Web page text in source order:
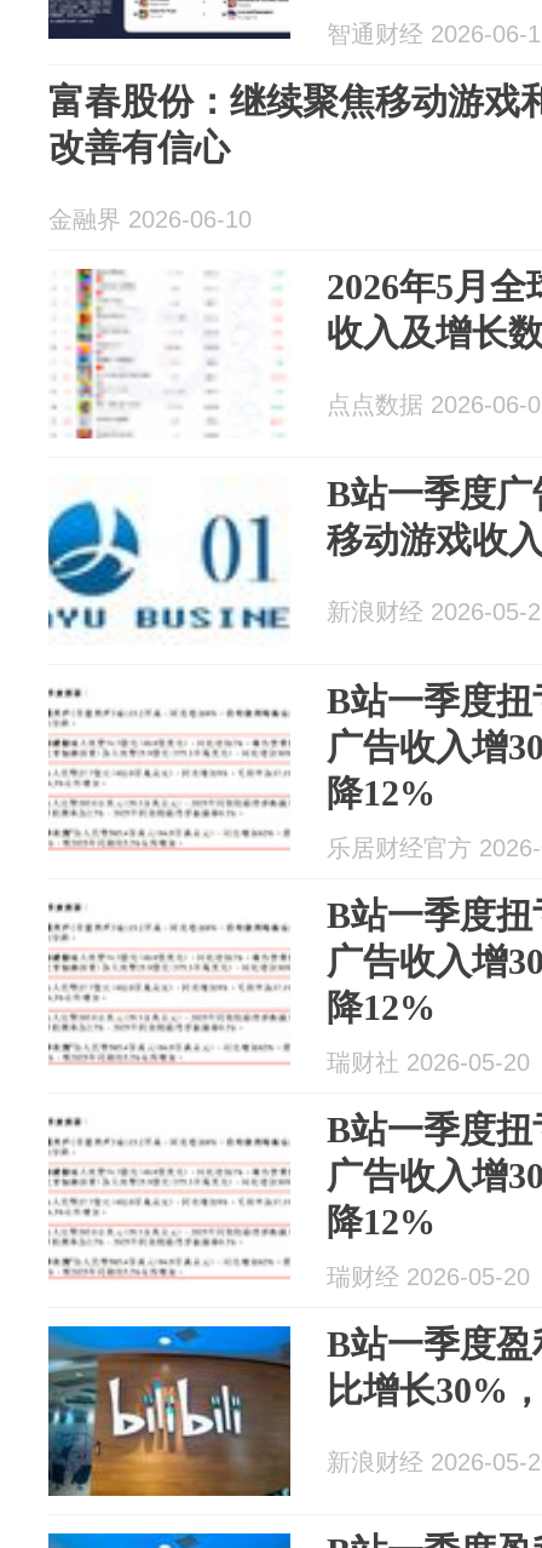
智通财经 2026-06-
富春股份：继续聚焦移动游戏
改善有信心
金融界 2026-06-10
2026年5月
收入及增长
点点数据 2026-06-
B站一季度
移动游戏收
新浪财经 2026-05-
B站一季度
广告收入增
降12%
乐居财经官方
B站一季度
广告收入增
降12%
瑞财社 2026-05-20
B站一季度
广告收入增
降12%
瑞财经 2026-05-20
B站一季度
比增长30%
新浪财经 2026-05-